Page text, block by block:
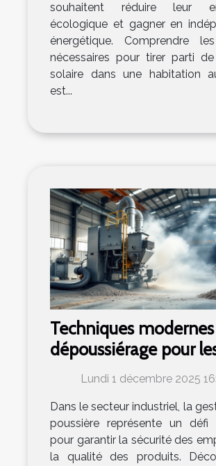
souhaitent réduire leur
écologique et gagner en
énergétique. Comprendre
nécessaires pour tirer parti de
solaire dans une habitation
est...
Techniques
dépoussiérage pour
usinesLundi 1 décembre 2025
Dans le secteur industriel, la
poussière représente un défi
pour garantir la sécurité des
la qualité des produits.